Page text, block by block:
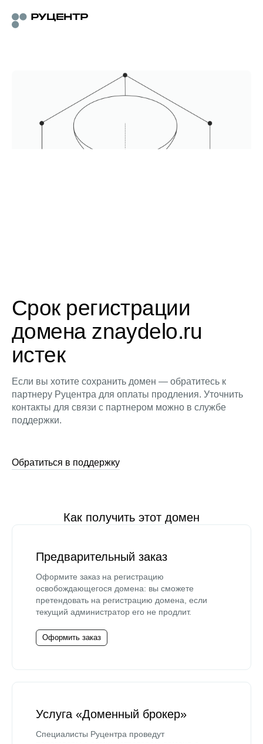
Срок регистрации
домена znaydelo.ru
истек
Если вы хотите сохранить домен — обратитесь к
партнеру Руцентра для оплаты продления. Уточнить
контакты для связи с партнером можно в службе
поддержки.
Обратиться в поддержку
Как получить этот домен
Предварительный заказ
Оформите заказ на регистрацию
освобождающегося домена: вы сможете
претендовать на регистрацию домена, если
текущий администратор его не продлит.
Оформить заказ
Услуга «Доменный брокер»
Специалисты Руцентра проведут